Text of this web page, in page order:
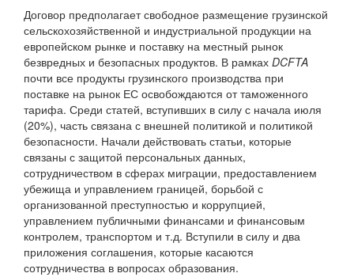
Договор предполагает свободное размещение грузинской
сельскохозяйственной и индустриальной продукции на
европейском рынке и поставку на местный рынок
безвредных и безопасных продуктов. В рамках DCFTA
почти все продукты грузинского производства при
поставке на рынок ЕС освобождаются от таможенного
тарифа. Среди статей, вступивших в силу с начала июля
(20%), часть связана с внешней политикой и политикой
безопасности. Начали действовать статьи, которые
связаны с защитой персональных данных,
сотрудничеством в сферах миграции, предоставлением
убежища и управлением границей, борьбой с
организованной преступностью и коррупцией,
управлением публичными финансами и финансовым
контролем, транспортом и т.д. Вступили в силу и два
приложения соглашения, которые касаются
сотрудничества в вопросах образования.